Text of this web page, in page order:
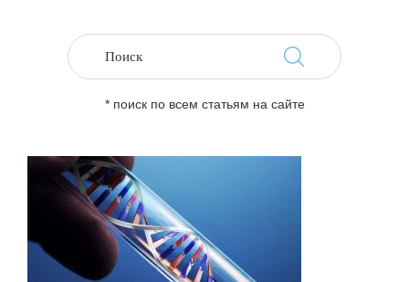
* поиск по всем статьям на сайте